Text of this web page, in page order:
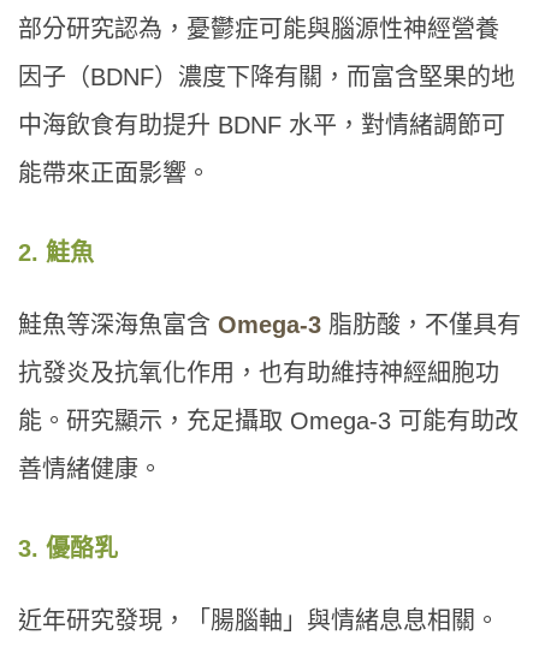
部分研究認為，憂鬱症可能與腦源性神經營養
因子（BDNF）濃度下降有關，而富含堅果的地
中海飲食有助提升 BDNF 水平，對情緒調節可
能帶來正面影響。
2. 鮭魚
鮭魚等深海魚富含 Omega-3 脂肪酸，不僅具有
抗發炎及抗氧化作用，也有助維持神經細胞功
能。研究顯示，充足攝取 Omega-3 可能有助改
善情緒健康。
3. 優酪乳
近年研究發現，「腸腦軸」與情緒息息相關。